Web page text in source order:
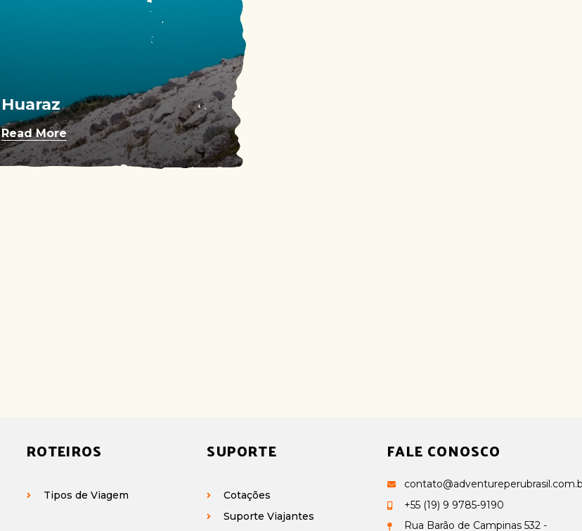
Huaraz
Read More
ROTEIROS
Tipos de Viagem
SUPORTE
Cotações
Suporte Viajantes
FALE CONOSCO
+55 (19) 9 9785-9190
Rua Barão de Campinas 532 -